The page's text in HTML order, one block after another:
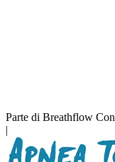
Parte di Breathflow
|